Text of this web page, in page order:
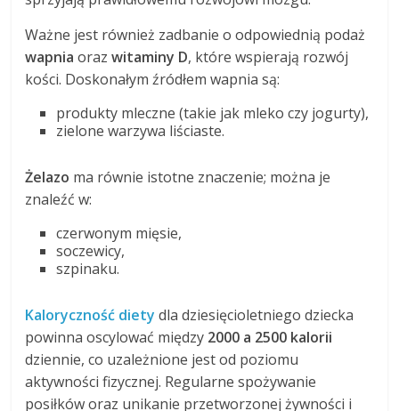
Ważne jest również zadbanie o odpowiednią podaż
wapnia orazwitaminy D, które wspierają rozwój
kości. Doskonałym źródłem wapnia są:
produkty mleczne (takie jak mleko czy jogurty),
zielone warzywa liściaste.
Żelazo ma równie istotne znaczenie; można je
znaleźć w:
czerwonym mięsie,
soczewicy,
szpinaku.
Kaloryczność diety dla dziesięcioletniego dziecka
powinna oscylować między 2000 a 2500 kalorii
dziennie, co uzależnione jest od poziomu
aktywności fizycznej. Regularne spożywanie
posiłków oraz unikanie przetworzonej żywności i